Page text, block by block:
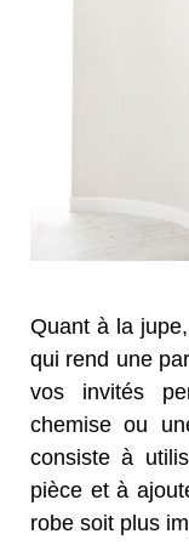
Quant à la
qui rend une
vos invités
chemise ou
consiste à
pièce et à
robe soit plus